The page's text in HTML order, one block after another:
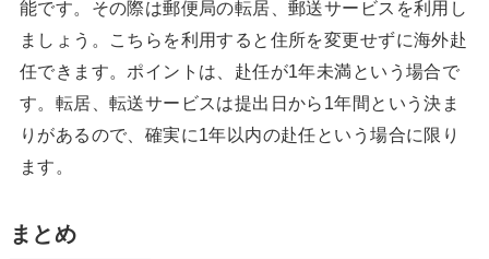
能です。その際は郵便局の転居、郵送サービスを利用し
ましょう。こちらを利用すると住所を変更せずに海外赴
任できます。ポイントは、赴任が1年未満という場合で
す。転居、転送サービスは提出日から1年間という決ま
りがあるので、確実に1年以内の赴任という場合に限り
ます。
まとめ